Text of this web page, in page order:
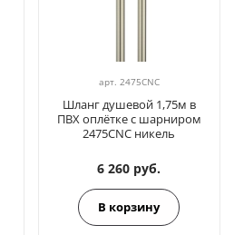
арт. 2475CNC
Шланг душевой 1,75м в
ПВХ оплётке с шарниром
2475CNC никель
6 260 руб.
В корзину